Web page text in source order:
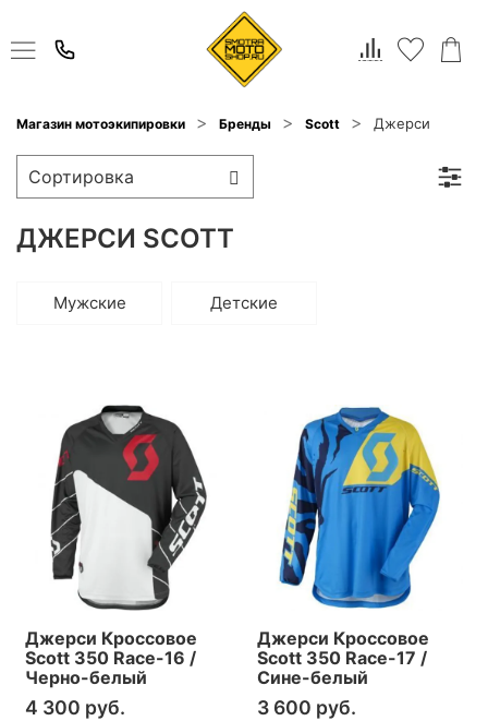
Магазин мотоэкипировки Бренды Scott Джерси
ДЖЕРСИ SCOTT
Мужские Детские
Джерси Кроссовое
Scott 350 Race-16 /
Черно-белый
4 300 руб.
Джерси Кроссовое
Scott 350 Race-17 /
Сине-белый
3 600 руб.